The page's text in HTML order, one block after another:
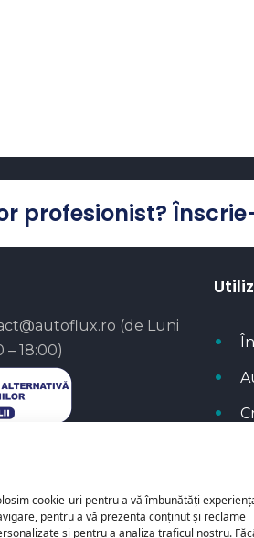
cookie-uri pentru a vă îmbunătăți
pentru a vă prezenta conținut și reclame
și pentru a analiza traficul nostru.
profesionist?
(de Luni
18:00)